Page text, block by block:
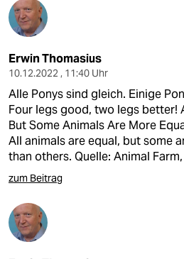
Erwin Thomasius
10.12.2022 , 11:40 Uhr
Alle Ponys sind gleich. Einige
Four legs good, two legs better!
But Some Animals Are More
All animals are equal, but some
than others. Quelle: Animal
zum Beitrag